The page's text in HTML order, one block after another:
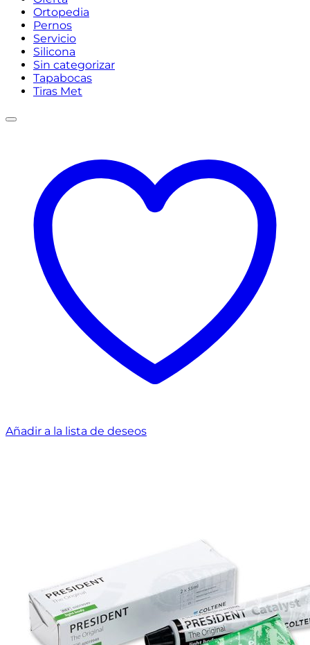
Ortopedia
Pernos
Servicio
Silicona
Sin categorizar
Tapabocas
Tiras Met
Añadir a la lista de deseos